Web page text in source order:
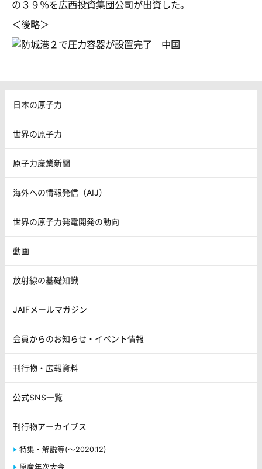
の３９％を広西投資集団公司が出資した。
＜後略＞
日本の原子力
世界の原子力
原子力産業新聞
海外への情報発信（AIJ）
世界の原子力発電開発の動向
動画
放射線の基礎知識
JAIFメールマガジン
会員からのお知らせ・イベント情報
刊行物・広報資料
公式SNS一覧
刊行物アーカイブス
特集・解説等(～2020.12)
原産年次大会